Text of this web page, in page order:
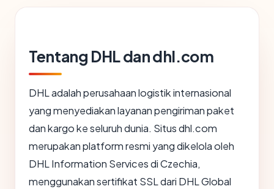
Tentang DHL dan dhl.com
DHL adalah perusahaan logistik internasional
yang menyediakan layanan pengiriman paket
dan kargo ke seluruh dunia. Situs dhl.com
merupakan platform resmi yang dikelola oleh
DHL Information Services di Czechia,
menggunakan sertifikat SSL dari DHL Global